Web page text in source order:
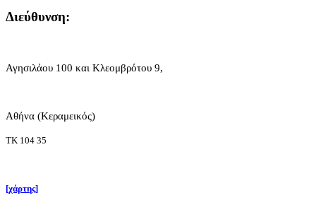
Διεύθυνση:
Αγησιλάου 100 και Κλεομβρότου 9,
Αθήνα (Κεραμεικός)
ΤΚ 104 35
[χάρτης]